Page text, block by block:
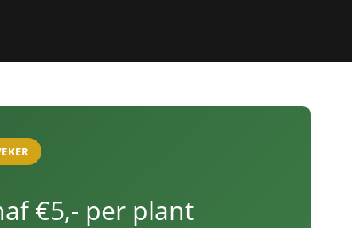
€5,- per plant